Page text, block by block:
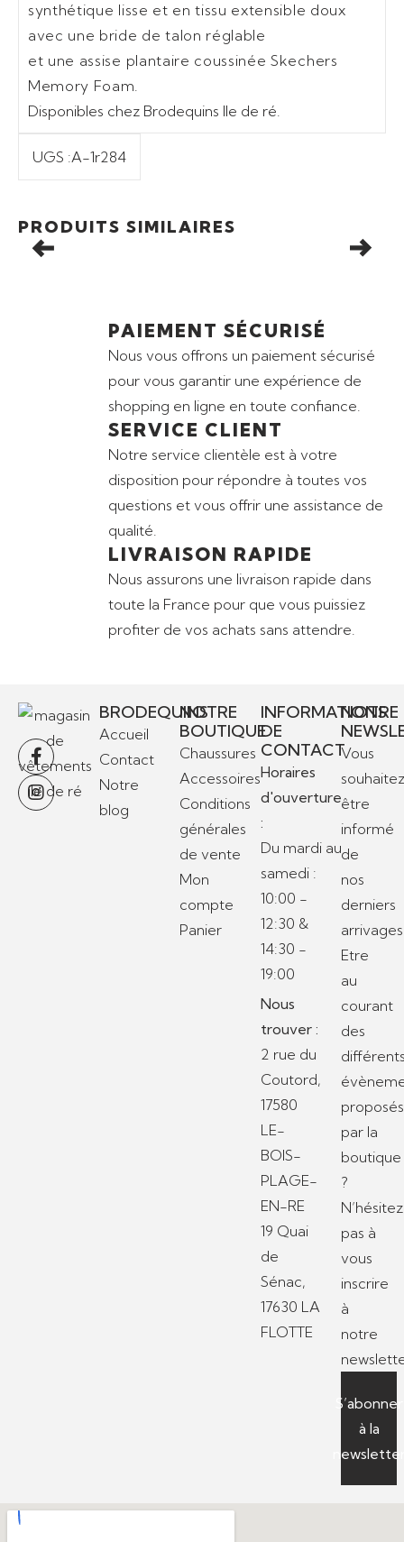
synthétique lisse et en tissu extensible doux
avec une bride de talon réglable
et une assise plantaire coussinée Skechers
Memory Foam.
Disponibles chez Brodequins Ile de ré.
UGS :A-1r284
PRODUITS SIMILAIRES
Ajouter au panier
Promo
ESPADRILLES SKECHERS FLEXPADRILLE HI-SERENE
PAIEMENT SÉCURISÉ
Nous vous offrons un paiement sécurisé
pour vous garantir une expérience de
shopping en ligne en toute confiance.
SERVICE CLIENT
Notre service clientèle est à votre
disposition pour répondre à toutes vos
questions et vous offrir une assistance de
qualité.
LIVRAISON RAPIDE
Nous assurons une livraison rapide dans
toute la France pour que vous puissiez
profiter de vos achats sans attendre.
BRODEQUINS
Accueil
Contact
Notre
blog
NOTRE
BOUTIQUE
Chaussures
Accessoires
Conditions
générales
de vente
Mon
compte
Panier
INFORMATIONS
DE
CONTACT
Horaires
d'ouverture
:
Du mardi au
samedi :
10:00 -
12:30 &
14:30 -
19:00
Nous
trouver :
2 rue du
Coutord,
17580
LE-
BOIS-
PLAGE-
EN-RE
19 Quai
de
Sénac,
17630 LA
FLOTTE
NOTRE
Vous
être
informé
de
nos
derniers
Etre
au
courant
des
proposés
par la
boutique
?
N’hésitez
pas à
vous
inscrire
à
notre
S’abonner
à la